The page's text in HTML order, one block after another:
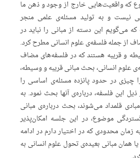
که واقعیت‌هایی خارج از وجود و ذهن ما
نیست و به تولید مسئله‌ی علمی منجر
می‌گویم این دسته از مبانی را نباید در
از جمله فلسفه‌ی علوم انسانی مطرح کرد.
و قریبه هستند که در فلسفه‌های مضاف
انسانی، بحث مبانی قریبه و وسیطه،
چیزی در حدود پانزده مسئله‌ی اساسی را
این فلسفه‌، درباره‌ی آنها بحث نمود. به
قلمداد می‌شوند، بحث درباره‌ی مبانی
موضوع، در این جلسه امکان‌پذیر
زمان محدودی که در اختیار دارم در ادامه
همان مبانی بعیده‌ی تحول علوم انسانی به